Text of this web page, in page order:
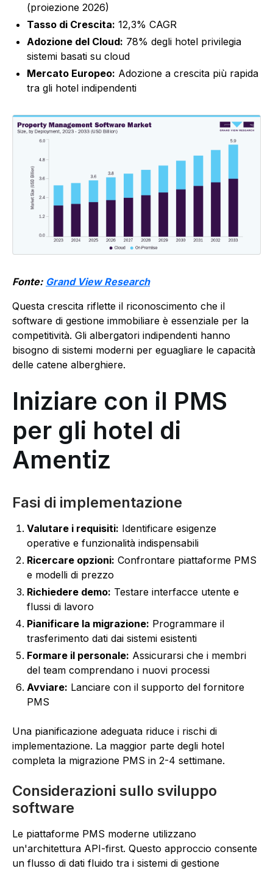
(proiezione 2026)
Tasso di Crescita: 12,3% CAGR
Adozione del Cloud: 78% degli hotel privilegia
sistemi basati su cloud
Mercato Europeo: Adozione a crescita più rapida
tra gli hotel indipendenti
Fonte: Grand View Research
Questa crescita riflette il riconoscimento che il
software di gestione immobiliare è essenziale per la
competitività. Gli albergatori indipendenti hanno
bisogno di sistemi moderni per eguagliare le capacità
delle catene alberghiere.
Iniziare con il PMS
per gli hotel di
Amentiz
Fasi di implementazione
Valutare i requisiti: Identificare esigenze
operative e funzionalità indispensabili
Ricercare opzioni: Confrontare piattaforme PMS
e modelli di prezzo
Richiedere demo: Testare interfacce utente e
flussi di lavoro
Pianificare la migrazione: Programmare il
trasferimento dati dai sistemi esistenti
Formare il personale: Assicurarsi che i membri
del team comprendano i nuovi processi
Avviare: Lanciare con il supporto del fornitore
PMS
Una pianificazione adeguata riduce i rischi di
implementazione. La maggior parte degli hotel
completa la migrazione PMS in 2-4 settimane.
Considerazioni sullo sviluppo
software
Le piattaforme PMS moderne utilizzano
un'architettura API-first. Questo approccio consente
un flusso di dati fluido tra i sistemi di gestione